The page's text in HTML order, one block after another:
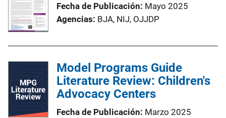
Fecha de Publicación Mayo 2025
Agencias BJA, NIJ, OJJDP
Model Programs Guide
Literature Review: Children's
Advocacy Centers
Fecha de Publicación Marzo 2025